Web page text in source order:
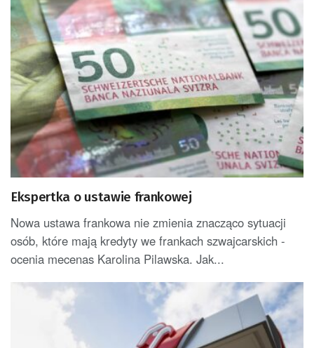
Ekspertka o ustawie frankowej
Nowa ustawa frankowa nie zmienia znacząco sytuacji
osób, które mają kredyty we frankach szwajcarskich -
ocenia mecenas Karolina Pilawska. Jak...